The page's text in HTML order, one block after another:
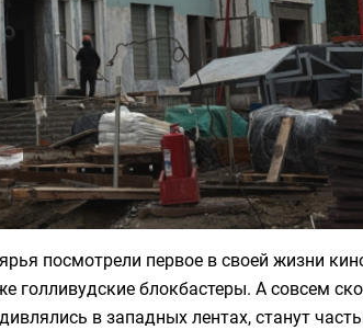
посмотрели первое в своей жизни
голливудские блокбастеры. А совсем
в западных лентах, станут